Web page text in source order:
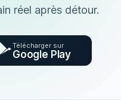
réel après détour.
Télécharger sur
Google Play